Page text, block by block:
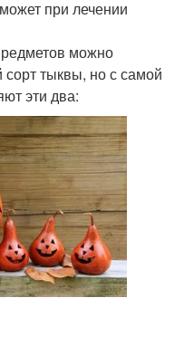
при лечении
можно
сорт тыквы, но с самой
эти два: